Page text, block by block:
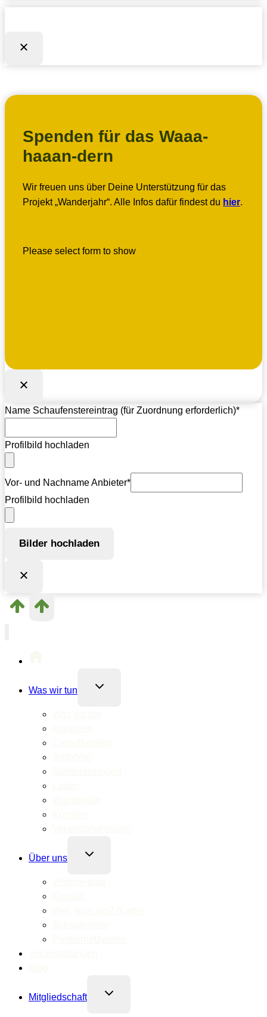
Spenden für das Waaa-
haaan-dern
Wir freuen uns über Deine Unterstützung für das
Projekt „Wanderjahr“. Alle Infos dafür findest du hier.
Please select form to show
Name Schaufenstereintrag (für Zuordnung erforderlich)*
Profilbild hochladen
Vor- und Nachname Anbieter*
Profilbild hochladen
Bilder hochladen
Was wir tun
Untermenü
Über uns
Untermenü
Mitgliedschaft
Untermenü